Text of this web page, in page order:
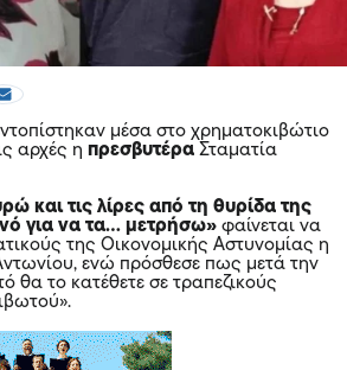
μέσα στο χρηματοκιβώτιο
αρχές η πρεσβυτέρα Σταματία
και τις λίρες από τη θυρίδα της
για να τα… μετρήσω» φαίνεται να
της Οικονομικής Αστυνομίας η
ενώ πρόσθεσε πως μετά την
θα το κατέθετε σε τραπεζικούς